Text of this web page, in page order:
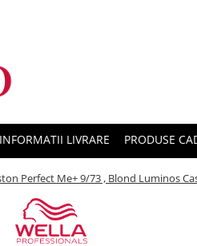
INFORMATII LIVRARE PRODUSE
Perfect Me+ 9/73 , Blond Luminos